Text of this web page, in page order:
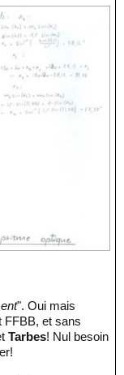
". Oui mais
FFBB, et sans
Tarbes! Nul besoin